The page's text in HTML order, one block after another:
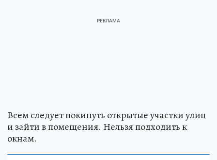
Всем следует покинуть открытые участки улиц
и зайти в помещения. Нельзя подходить к
окнам.